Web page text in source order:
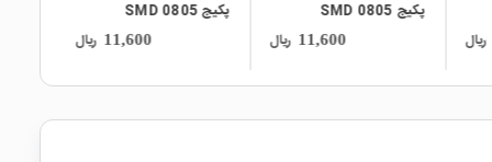
ریال
پکیج 0805 SMD
11,600 ریال
پکیج SMD 0805
11,600 ریال